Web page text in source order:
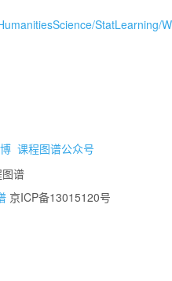
StatLearning/
课程图谱公众号
京ICP备13015120号